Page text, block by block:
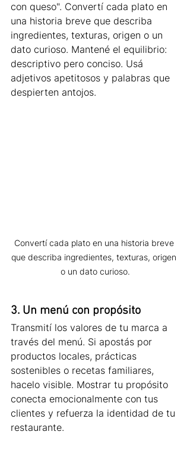
con queso". Convertí cada plato en
una historia breve que describa
ingredientes, texturas, origen o un
dato curioso. Mantené el equilibrio:
descriptivo pero conciso. Usá
adjetivos apetitosos y palabras que
despierten antojos.
Convertí cada plato en una historia breve
que describa ingredientes, texturas, origen
o un dato curioso.
3. Un menú con propósito
Transmití los valores de tu marca a
través del menú. Si apostás por
productos locales, prácticas
sostenibles o recetas familiares,
hacelo visible. Mostrar tu propósito
conecta emocionalmente con tus
clientes y refuerza la identidad de tu
restaurante.